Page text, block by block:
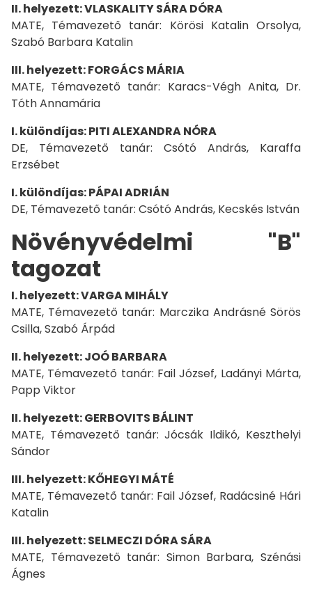
II. helyezett: VLASKALITY SÁRA DÓRA
MATE, Témavezető tanár: Körösi Katalin Orsolya,
Szabó Barbara Katalin
III. helyezett: FORGÁCS MÁRIA
MATE, Témavezető tanár: Karacs-Végh Anita, Dr.
Tóth Annamária
I. különdíjas: PITI ALEXANDRA NÓRA
DE, Témavezető tanár: Csótó András, Karaffa
Erzsébet
I. különdíjas: PÁPAI ADRIÁN
DE, Témavezető tanár: Csótó András, Kecskés István
Növényvédelmi "B"
tagozat
I. helyezett: VARGA MIHÁLY
MATE, Témavezető tanár: Marczika Andrásné Sörös
Csilla, Szabó Árpád
II. helyezett: JOÓ BARBARA
MATE, Témavezető tanár: Fail József, Ladányi Márta,
Papp Viktor
II. helyezett: GERBOVITS BÁLINT
MATE, Témavezető tanár: Jócsák Ildikó, Keszthelyi
Sándor
III. helyezett: KŐHEGYI MÁTÉ
MATE, Témavezető tanár: Fail József, Radácsiné Hári
Katalin
III. helyezett: SELMECZI DÓRA SÁRA
MATE, Témavezető tanár: Simon Barbara, Szénási
Ágnes